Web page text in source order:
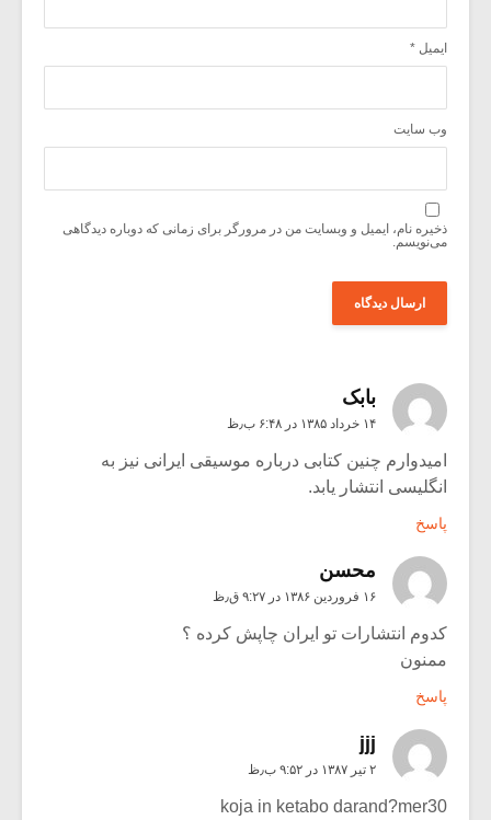
ایمیل *
وب‌ سایت
ذخیره نام، ایمیل و وبسایت من در مرورگر برای زمانی که دوباره دیدگاهی
می‌نویسم.
بابک
۱۴ خرداد ۱۳۸۵ در ۶:۴۸ ب٫ظ
امیدوارم چنین کتابی درباره موسیقی ایرانی نیز به
انگلیسی انتشار یابد.
پاسخ
محسن
۱۶ فروردین ۱۳۸۶ در ۹:۲۷ ق٫ظ
کدوم انتشارات تو ایران چاپش کرده ؟
ممنون
پاسخ
jjj
۲ تیر ۱۳۸۷ در ۹:۵۲ ب٫ظ
koja in ketabo darand?mer30